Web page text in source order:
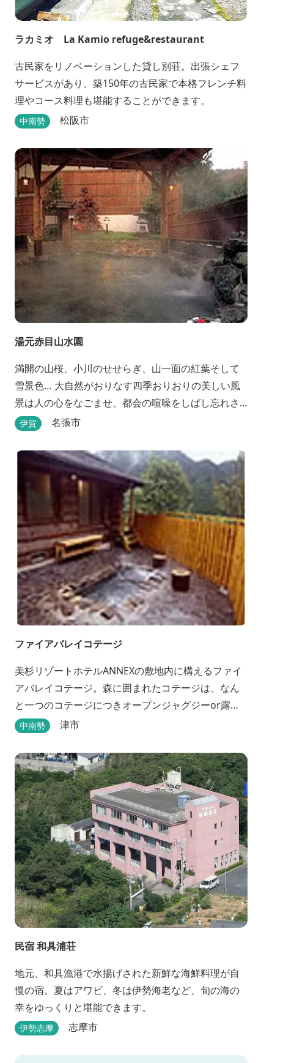
ラカミオ La Kamio refuge&restaurant
古民家をリノベーションした貸し別荘。出張シェフ
サービスがあり、築150年の古民家で本格フレンチ料
理やコース料理も堪能することができます。
中南勢 松阪市
湯元赤目山水園
満開の山桜、小川のせせらぎ、山一面の紅葉そして
雪景色… 大自然がおりなす四季おりおりの美しい風
景は人の心をなごませ、都会の喧噪をしばし忘れさ
せてくれます。 そんな恵まれた環境の中にある、純
す。 また、赤目山水園の園内からこんこんと湧き出
る天然温泉「赤目温泉山の湯」は、肌にやさしい美
人と健康の湯として大勢のお客様に喜んでいただい
ておりま...
伊賀 名張市
ファイアバレイコテージ
美杉リゾートホテルANNEXの敷地内に構えるファイ
アバレイコテージ。森に囲まれたコテージは、なん
と一つのコテージにつきオープンジャグジーor露天
風呂が備え付けてある。あなただけの特別な時間を
中南勢 津市
民宿 和具浦荘
地元、和具漁港で水揚げされた新鮮な海鮮料理が自
慢の宿。夏はアワビ、冬は伊勢海老など、旬の海の
幸をゆっくりと堪能できます。
伊勢志摩 志摩市